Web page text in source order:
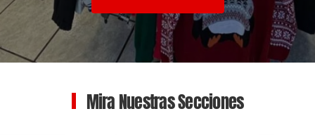
Mira Nuestras Secciones